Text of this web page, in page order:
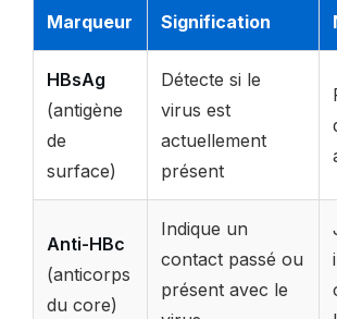
Marqueur Signification
HBsAg
(antigène
de
surface)
Détecte si le
virus est
actuellement
présent
Anti-HBc
(anticorps
du core)
Indique un
contact passé ou
présent avec le